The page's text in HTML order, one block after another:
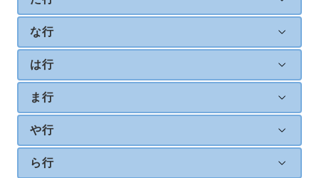
な行
は行
ま行
や行
ら行